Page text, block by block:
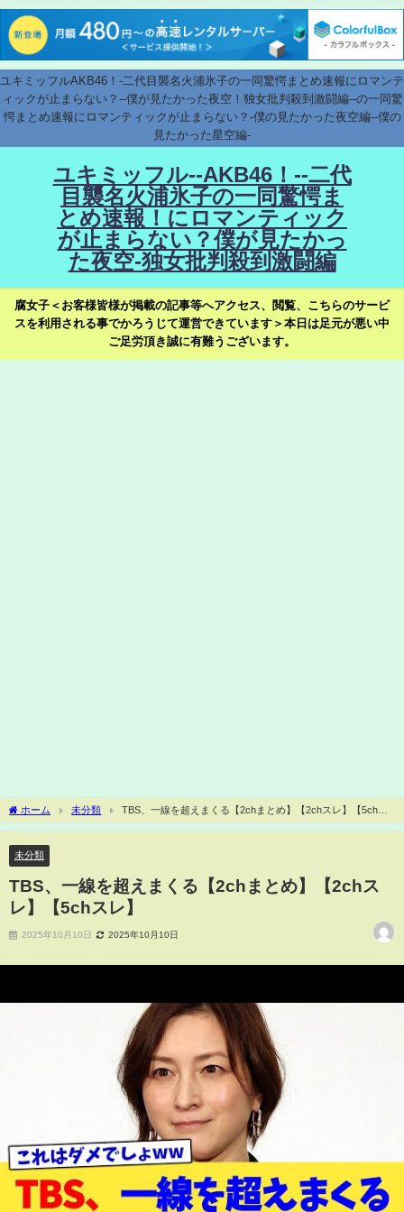
ユキミッフルAKB46！-二代目襲名火浦氷子の一同驚愕まとめ速報にロマンテ
ィックが止まらない？--僕が見たかった夜空！独女批判殺到激闘編--の一同驚
愕まとめ速報にロマンティックが止まらない？-僕の見たかった夜空編--僕の
見たかった星空編-
ユキミッフル--AKB46！--二代
目襲名火浦氷子の一同驚愕ま
とめ速報！にロマンティック
が止まらない？僕が見たかっ
た夜空-独女批判殺到激闘編
腐女子＜お客様皆様が掲載の記事等へアクセス、閲覧、こちらのサービ
スを利用される事でかろうじて運営できています＞本日は足元が悪い中
ご足労頂き誠に有難うございます。
ホーム 未分類
TBS、一線を超えまくる【2chまとめ】【2chスレ】【5chス
レ】
未分類
TBS、一線を超えまくる【2chまとめ】【2chス
レ】【5chスレ】
2025年10月10日 2025年10月10日